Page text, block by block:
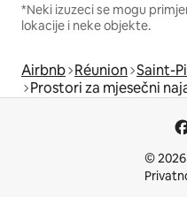
*Neki izuzeci se mogu
lokacije i neke objekte.
Airbnb Réunion Saint-
Prostori za mjesečni
©